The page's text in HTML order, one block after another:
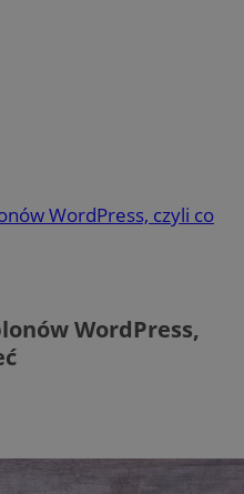
WordPress, czyli co
WordPress,